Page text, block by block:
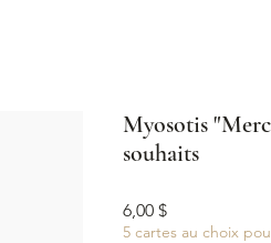
Myosotis
souhaits
6,00 $Prix
5 cartes au choix